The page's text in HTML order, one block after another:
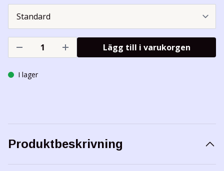
Lägg till i varukorgen
I lager
Produktbeskrivning